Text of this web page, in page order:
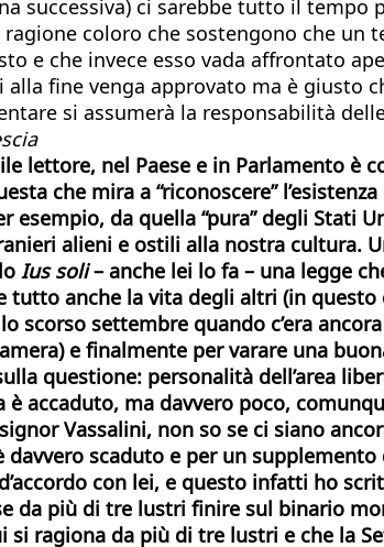
successiva) ci sarebbe tutto il
coloro che sostengono che
e che invece esso vada affrontato
fine venga approvato ma è giusto
si assumerà la responsabilità
lettore, nel Paese e in Parlamento è
che mira a “riconoscere”
esempio, da quella “pura” degli Stati
alieni e ostili alla nostra cultura.
Ius soli – anche lei lo fa – una legge
tutto anche la vita degli altri (in
scorso settembre quando c’era
e finalmente per varare una
questione: personalità dell’area
è accaduto, ma davvero poco,
Vassalini, non so se ci siano
scaduto e per un
con lei, e questo infatti ho
da più di tre lustri finire sul binario
si ragiona da più di tre lustri e che la